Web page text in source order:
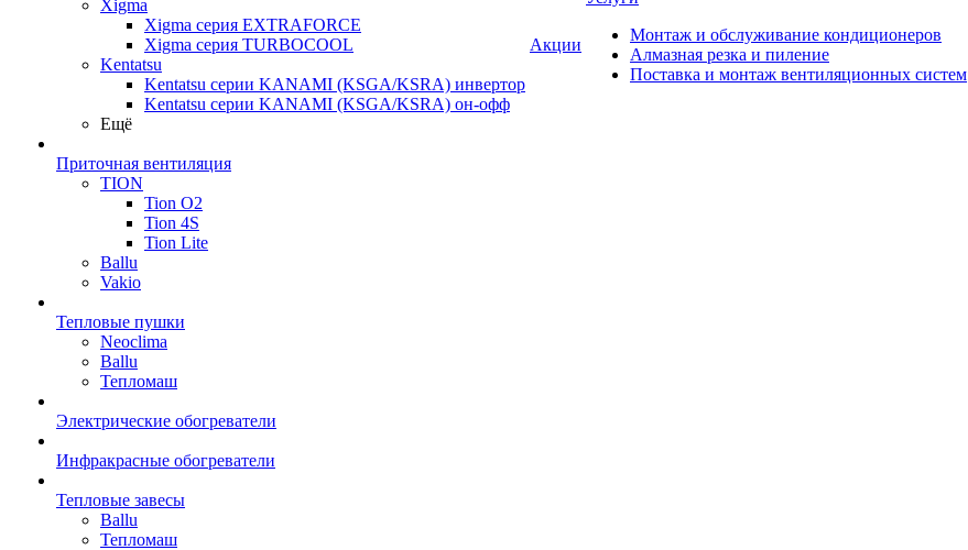
Xigma
Xigma серия EXTRAFORCE
Xigma серия TURBOCOOL
Kentatsu
Kentatsu серии KANAMI (KSGA/KSRA) инвертор
Kentatsu серии KANAMI (KSGA/KSRA) он-офф
Ещё
Приточная вентиляция
TION
Tion O2
Tion 4S
Tion Lite
Ballu
Vakio
Тепловые пушки
Neoclima
Ballu
Тепломаш
Электрические обогреватели
Инфракрасные обогреватели
Тепловые завесы
Ballu
Тепломаш
Акции
Монтаж и обслуживание кондиционеров
Алмазная резка и пиление
Поставка и монтаж вентиляционных систем